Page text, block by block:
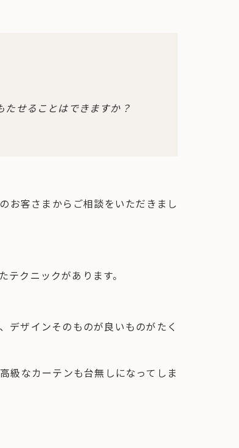
たせることはできますか？
お客さまからご相談をいただきまし
クニックがあります。
デザインそのものが良いものがたく
級なカーテンも台無しになってしま